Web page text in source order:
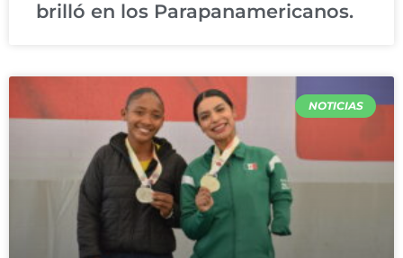
brilló en los Parapanamericanos.
NOTICIAS